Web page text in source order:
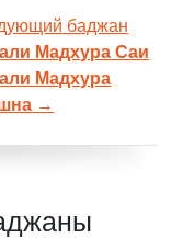
баджан
Мадхура Саи
Мадхура
→